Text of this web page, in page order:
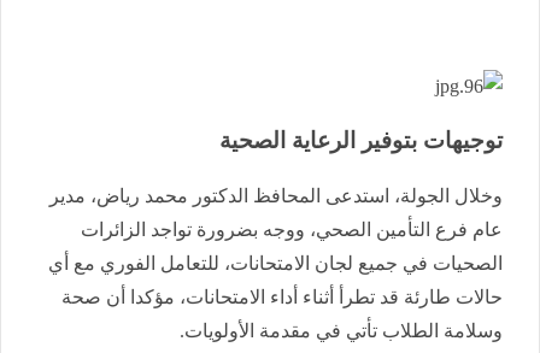
توجيهات بتوفير الرعاية الصحية
وخلال الجولة، استدعى المحافظ الدكتور محمد رياض، مدير
عام فرع التأمين الصحي، ووجه بضرورة تواجد الزائرات
الصحيات في جميع لجان الامتحانات، للتعامل الفوري مع أي
حالات طارئة قد تطرأ أثناء أداء الامتحانات، مؤكدا أن صحة
وسلامة الطلاب تأتي في مقدمة الأولويات.